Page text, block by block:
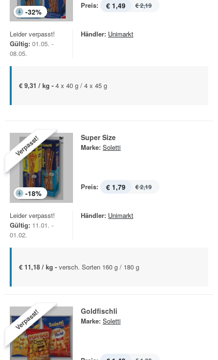
-32%
Preis: € 1,49 € 2,19
Leider verpasst!
Gültig: 01.05. -
08.05.
Händler: Unimarkt
€ 9,31 / kg - 4 x 40 g / 4 x 45 g
Verpasst!
-18%
Super Size
Marke: Soletti
Preis: € 1,79 € 2,19
Leider verpasst!
Gültig: 11.01. -
01.02.
Händler: Unimarkt
€ 11,18 / kg - versch. Sorten 160 g / 180 g
Verpasst! Goldfischli
Marke: Soletti